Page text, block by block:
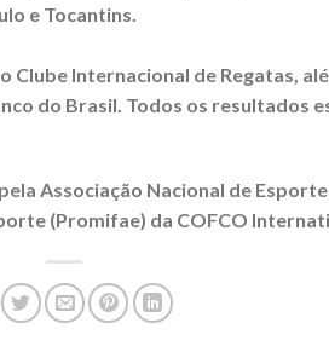
e Tocantins.
Internacional de Regatas,
do Brasil. Todos os resultados
Associação Nacional de
(Promifae) da COFCO